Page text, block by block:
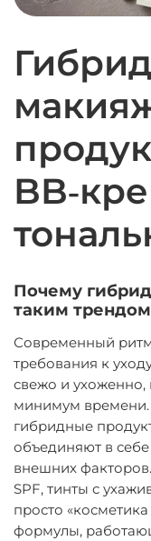
Почему
таким трендом
Современный
требования к
свежо и ухоженно,
минимум
гибридные
объединяют в
внешних
SPF, тинты с
просто
формулы,